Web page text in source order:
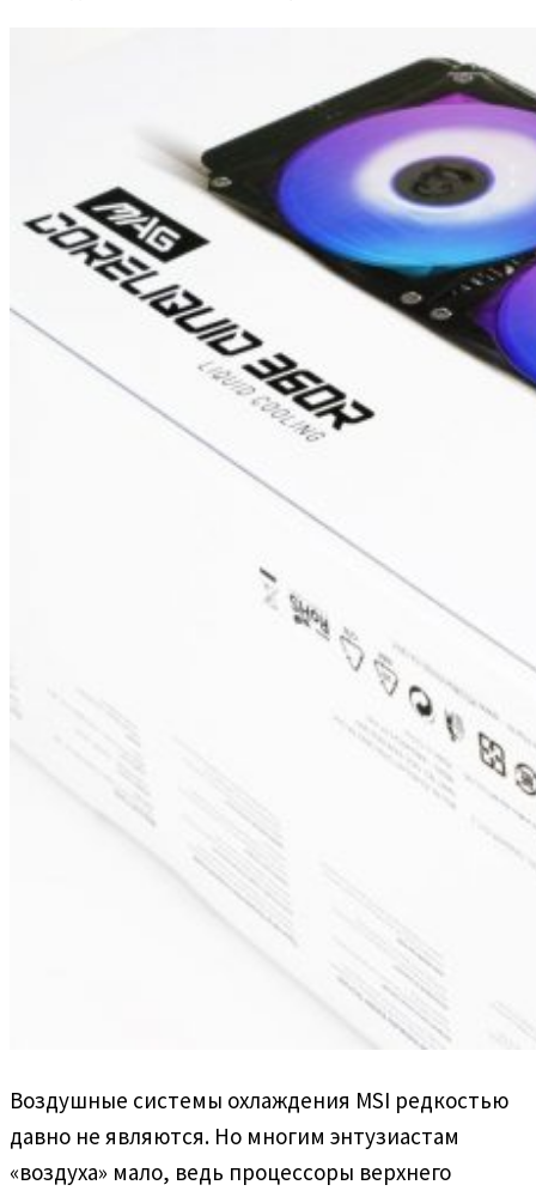
Воздушные системы охлаждения MSI редкостью
давно не являются. Но многим энтузиастам
«воздуха» мало, ведь процессоры верхнего